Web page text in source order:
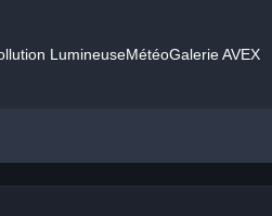
LumineuseMétéoGalerie AVEX